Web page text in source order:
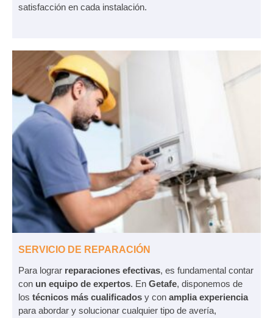
satisfacción en cada instalación.
SERVICIO DE REPARACIÓN
Para lograr reparaciones efectivas, es fundamental contar
con un equipo de expertos. En Getafe, disponemos de
los técnicos más cualificados y con amplia experiencia
para abordar y solucionar cualquier tipo de avería,